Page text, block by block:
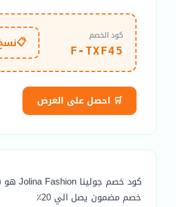
كود الخصم
F-TXF45
📋
🛒 احصل على العرض
خصم مضمون يصل الي 20٪